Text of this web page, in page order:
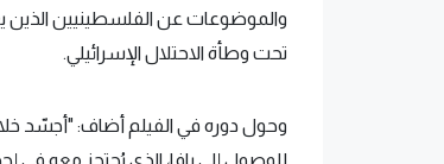
والموضوعات عن الفلسطينيين الذين
تحت وطأة الاحتلال الإسرائيلي.
وحول دوره في الفيلم أضاف: "أجسّد
للوصول إلى يافا، الذي يُحتجز معه في